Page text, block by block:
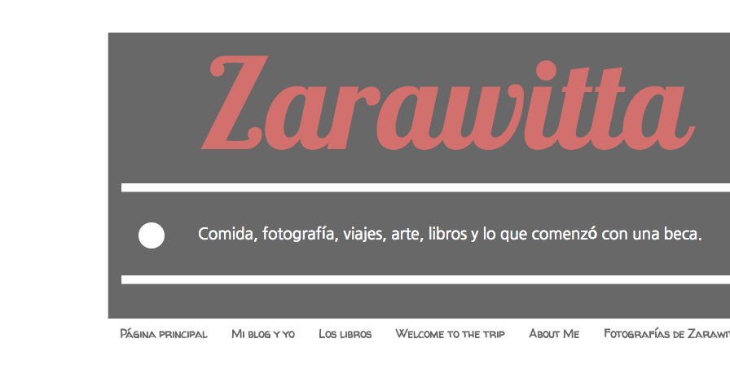
Página principal Mi blog y yo Los libros Welcome to the trip About Me Fotografías de